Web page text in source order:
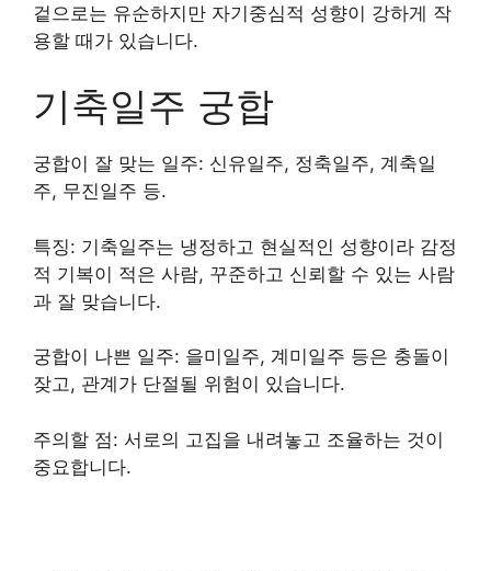
겉으로는 유순하지만 자기중심적 성향이 강하게 작
용할 때가 있습니다.
기축일주 궁합
궁합이 잘 맞는 일주: 신유일주, 정축일주, 계축일
주, 무진일주 등.
특징: 기축일주는 냉정하고 현실적인 성향이라 감정
적 기복이 적은 사람, 꾸준하고 신뢰할 수 있는 사람
과 잘 맞습니다.
궁합이 나쁜 일주: 을미일주, 계미일주 등은 충돌이
잦고, 관계가 단절될 위험이 있습니다.
주의할 점: 서로의 고집을 내려놓고 조율하는 것이
중요합니다.